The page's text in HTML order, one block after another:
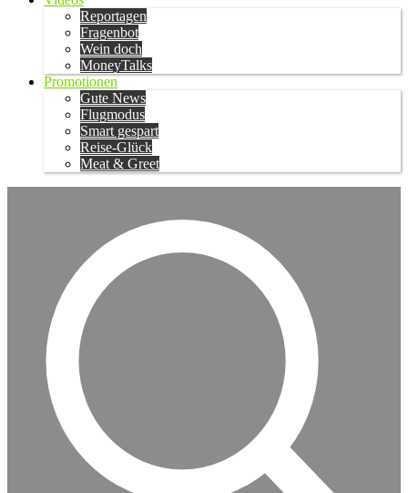
Reportagen
Fragenbot
Wein doch
MoneyTalks
Promotionen
Gute News
Flugmodus
Smart gespart
Reise-Glück
Meat & Greet